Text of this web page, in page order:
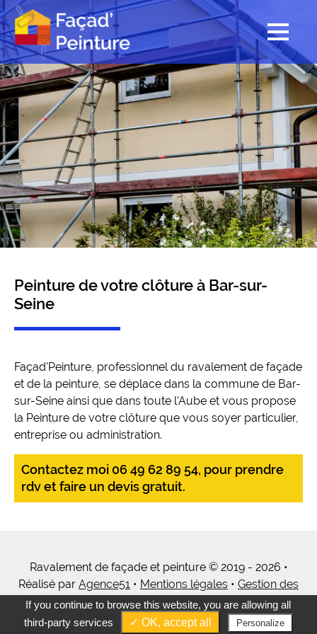
Peinture de votre clôture à Bar-sur-
Seine
Façad'Peinture, professionnel du ravalement de façade
et de la peinture, se déplace dans la commune de Bar-
sur-Seine ainsi que dans toute l'Aube et vous propose
la Peinture de votre clôture que vous soyer particulier,
entreprise ou administration.
Contactez moi 06 49 62 89 54, pour prendre
rdv et faire un devis gratuit.
Ravalement de façade et peinture © 2019 - 2026 •
Réalisé par Agence51 • Mentions légales • Gestion des
cookies•Tous mes services
If you continue to browse this website, you are allowing all
third-party services
✓ OK, accept all Personalize